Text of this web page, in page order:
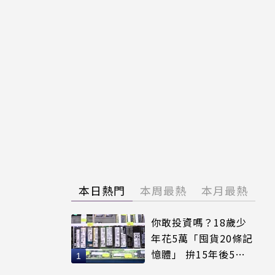
本日熱門 本周最熱 本月最熱
你敢投資嗎？18歲少
年花5萬「囤貨20條記
憶體」 拚15年後5倍